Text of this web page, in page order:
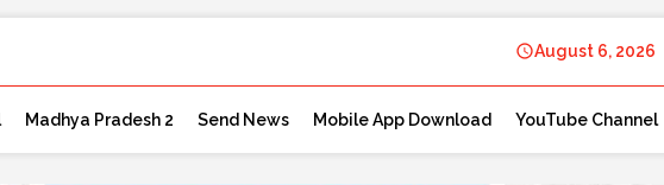
August 6, 2026
Madhya Pradesh 2 Send News Mobile App Download YouTube Channel